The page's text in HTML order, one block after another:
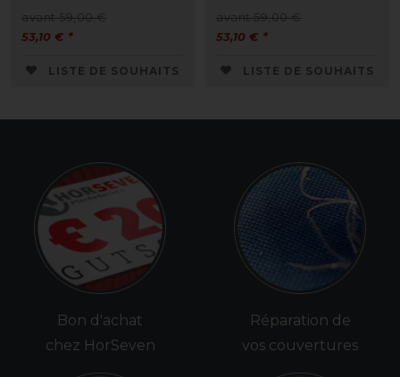
avant 59,00 €
53,10 € *
LISTE DE SOUHAITS
avant 59,00 €
53,10 € *
LISTE DE SOUHAITS
Bon d'achat
chez HorSeven
Réparation de
vos couvertures